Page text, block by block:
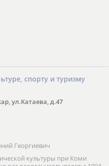
спорту и туризму
ул.Катаева, д.47
Георгиевич
культуры при Коми